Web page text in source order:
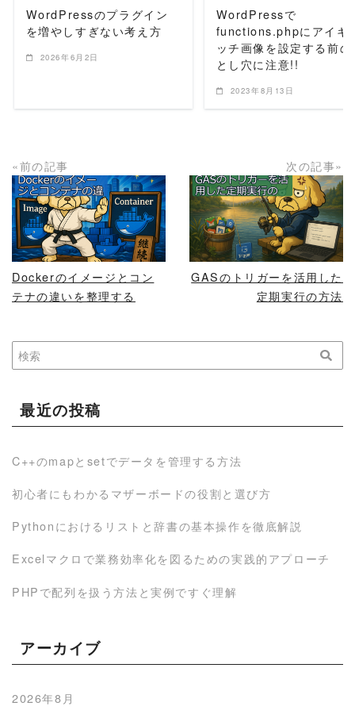
WordPressのプラグイン
を増やしすぎない考え方
2026年6月2日
WordPressで
functions.phpにアイキ
ッチ画像を設定する前の
とし穴に注意!!
2023年8月13日
«前の記事
READ MORE
Dockerのイメージとコン
テナの違いを整理する
次の記事»
READ MORE
GASのトリガーを活用した
定期実行の方法
最近の投稿
C++のmapとsetでデータを管理する方法
初心者にもわかるマザーボードの役割と選び方
Pythonにおけるリストと辞書の基本操作を徹底解説
Excelマクロで業務効率化を図るための実践的アプローチ
PHPで配列を扱う方法と実例ですぐ理解
アーカイブ
2026年8月